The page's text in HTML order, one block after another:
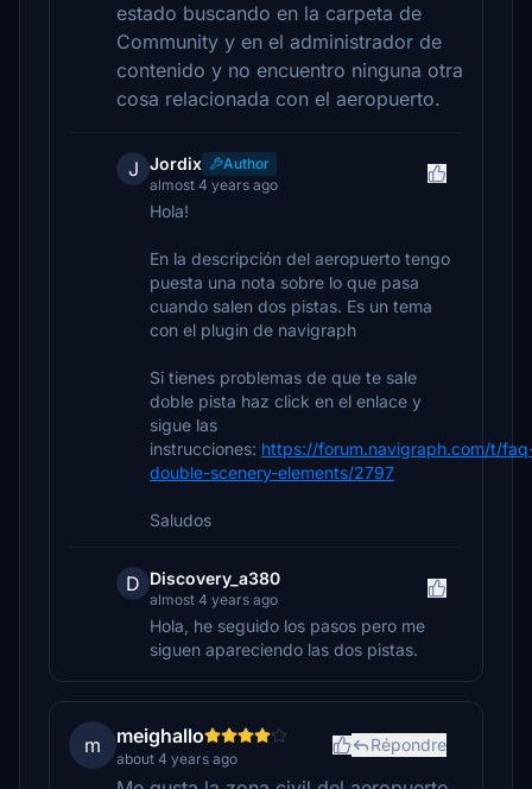
estado buscando en la carpeta de
Community y en el administrador de
contenido y no encuentro ninguna otra
cosa relacionada con el aeropuerto.
J Jordix
Author
almost 4 years ago
Hola!
En la descripción del aeropuerto tengo
puesta una nota sobre lo que pasa
cuando salen dos pistas. Es un tema
con el plugin de navigraph
Si tienes problemas de que te sale
doble pista haz click en el enlace y
sigue las
instrucciones: https://forum.navigraph.com/t/
double-scenery-elements/2797
Saludos
D Discovery_a380
almost 4 years ago
Hola, he seguido los pasos pero me
siguen apareciendo las dos pistas.
m meighallo
about 4 years ago
Répondre